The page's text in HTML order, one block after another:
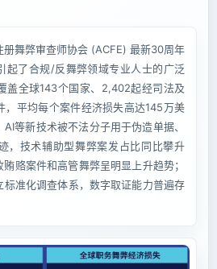
舞弊审查师协会 (ACFE) 最新30周年
起了合规/反舞弊领域专业人士的广泛
盖全球143个国家、2,402起经司法及
，平均每个案件经济损失高达145万美
等新技术被不法分子用于伪造单据、
，技术辅助型舞弊案发占比同比攀升
赂案件和高管舞弊呈明显上升趋势；
准化调查体系，数字取证能力普遍存